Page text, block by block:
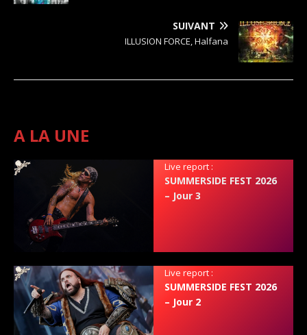
SUIVANT
ILLUSION FORCE, Halfana
A LA UNE
Live report :
SUMMERSIDE FEST 2026
– Jour 3
Live report :
SUMMERSIDE FEST 2026
– Jour 2